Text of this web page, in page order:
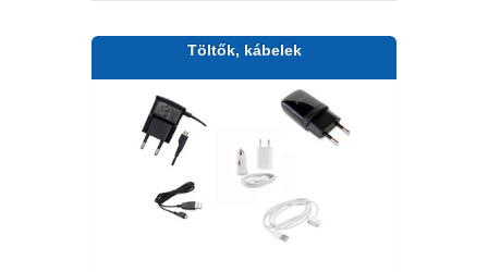
Töltők, kábelek